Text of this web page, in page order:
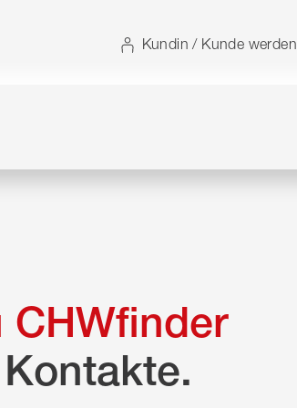
Kundin / Kunde werden
CHWfinder